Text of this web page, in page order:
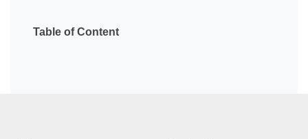
Table of Content